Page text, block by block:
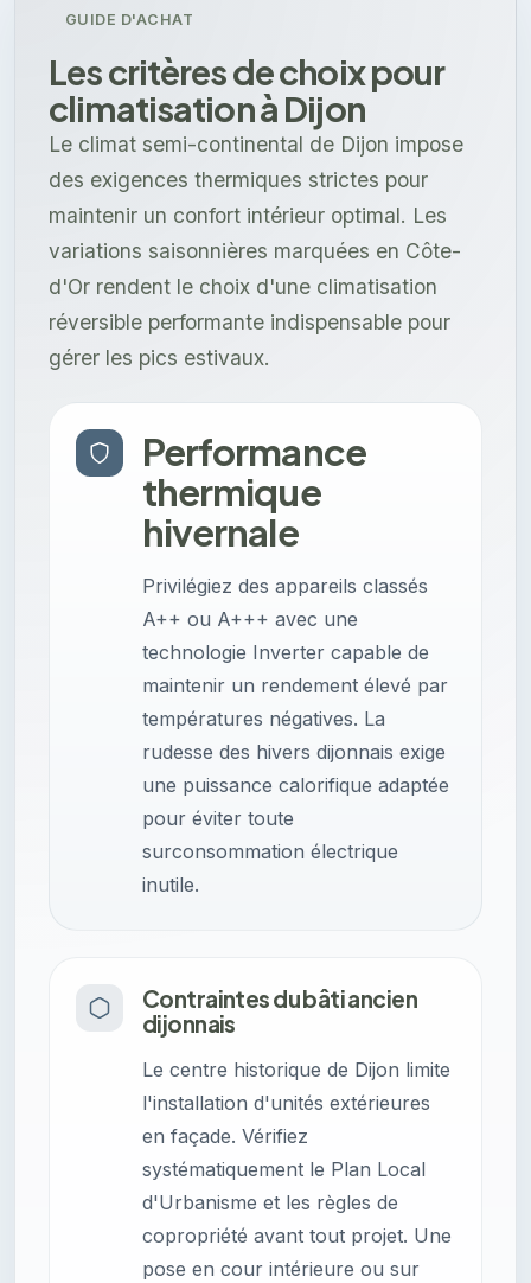
GUIDE D'ACHAT
Les critères de choix pour
climatisation à Dijon
Le climat semi-continental de Dijon impose
des exigences thermiques strictes pour
maintenir un confort intérieur optimal. Les
variations saisonnières marquées en Côte-
d'Or rendent le choix d'une climatisation
réversible performante indispensable pour
gérer les pics estivaux.
Performance
thermique
hivernale
Privilégiez des appareils classés
A++ ou A+++ avec une
technologie Inverter capable de
maintenir un rendement élevé par
températures négatives. La
rudesse des hivers dijonnais exige
une puissance calorifique adaptée
pour éviter toute
surconsommation électrique
inutile.
Contraintes du bâti ancien
dijonnais
Le centre historique de Dijon limite
l'installation d'unités extérieures
en façade. Vérifiez
systématiquement le Plan Local
d'Urbanisme et les règles de
copropriété avant tout projet. Une
pose en cour intérieure ou sur